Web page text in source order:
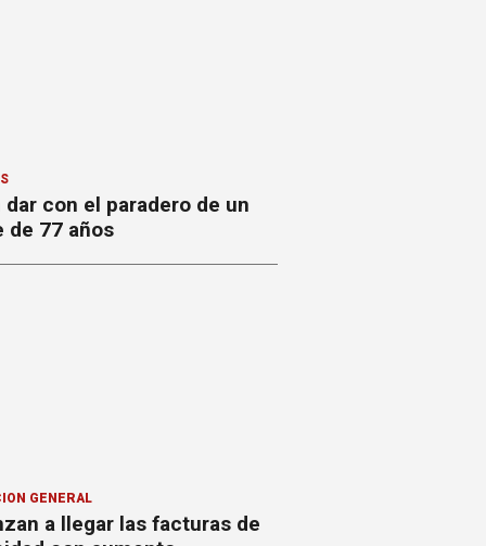
dar con el paradero de un
de 77 años
GENERAL
a llegar las facturas de